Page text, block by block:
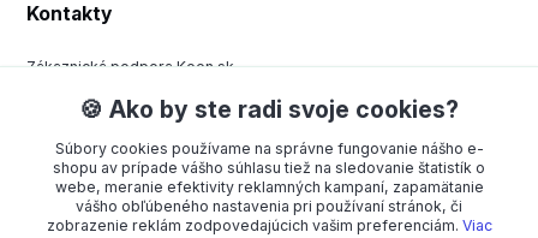
Kontakty
Zákaznická podpora Keen.sk
+420 377 443 970
(Po-Pá, 8-15 hod.)
order@americanway.sk
🍪 Ako by ste radi svoje cookies?
Súbory cookies používame na správne fungovanie nášho e-
shopu av prípade vášho súhlasu tiež na sledovanie štatistík o
webe, meranie efektivity reklamných kampaní, zapamätanie
vášho obľúbeného nastavenia pri používaní stránok, či
zobrazenie reklám zodpovedajúcich vašim preferenciám. Viac